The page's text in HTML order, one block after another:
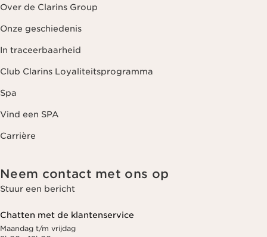
Over de Clarins Group
Onze geschiedenis
In traceerbaarheid
Club Clarins Loyaliteitsprogramma
Spa
Vind een SPA
Carrière
Neem contact met ons op
Stuur een bericht
Chatten met de klantenservice
Maandag t/m vrijdag